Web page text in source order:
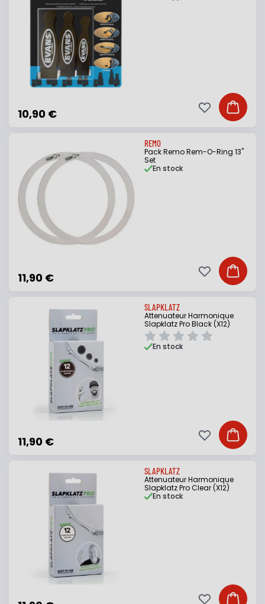
10,90 € Ajouter
Ajouter à ma
REMO
Pack Remo Rem-O-Ring 13"
Set
11,90 €
En stock
Ajouter
Ajouter à ma
SLAPKLATZ
Attenuateur Harmonique
Slapklatz Pro Black (X12)
11,90 €
En stock
Ajouter
Ajouter à ma
SLAPKLATZ
Attenuateur Harmonique
Slapklatz Pro Clear (X12)
En stock